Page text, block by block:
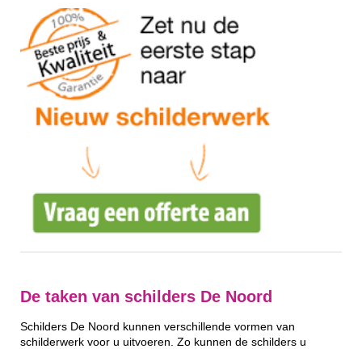
De taken van schilders De Noord
Schilders De Noord kunnen verschillende vormen van
schilderwerk voor u uitvoeren. Zo kunnen de schilders u